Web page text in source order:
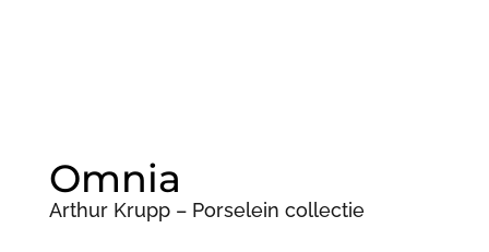
Omnia
Arthur Krupp – Porselein collectie